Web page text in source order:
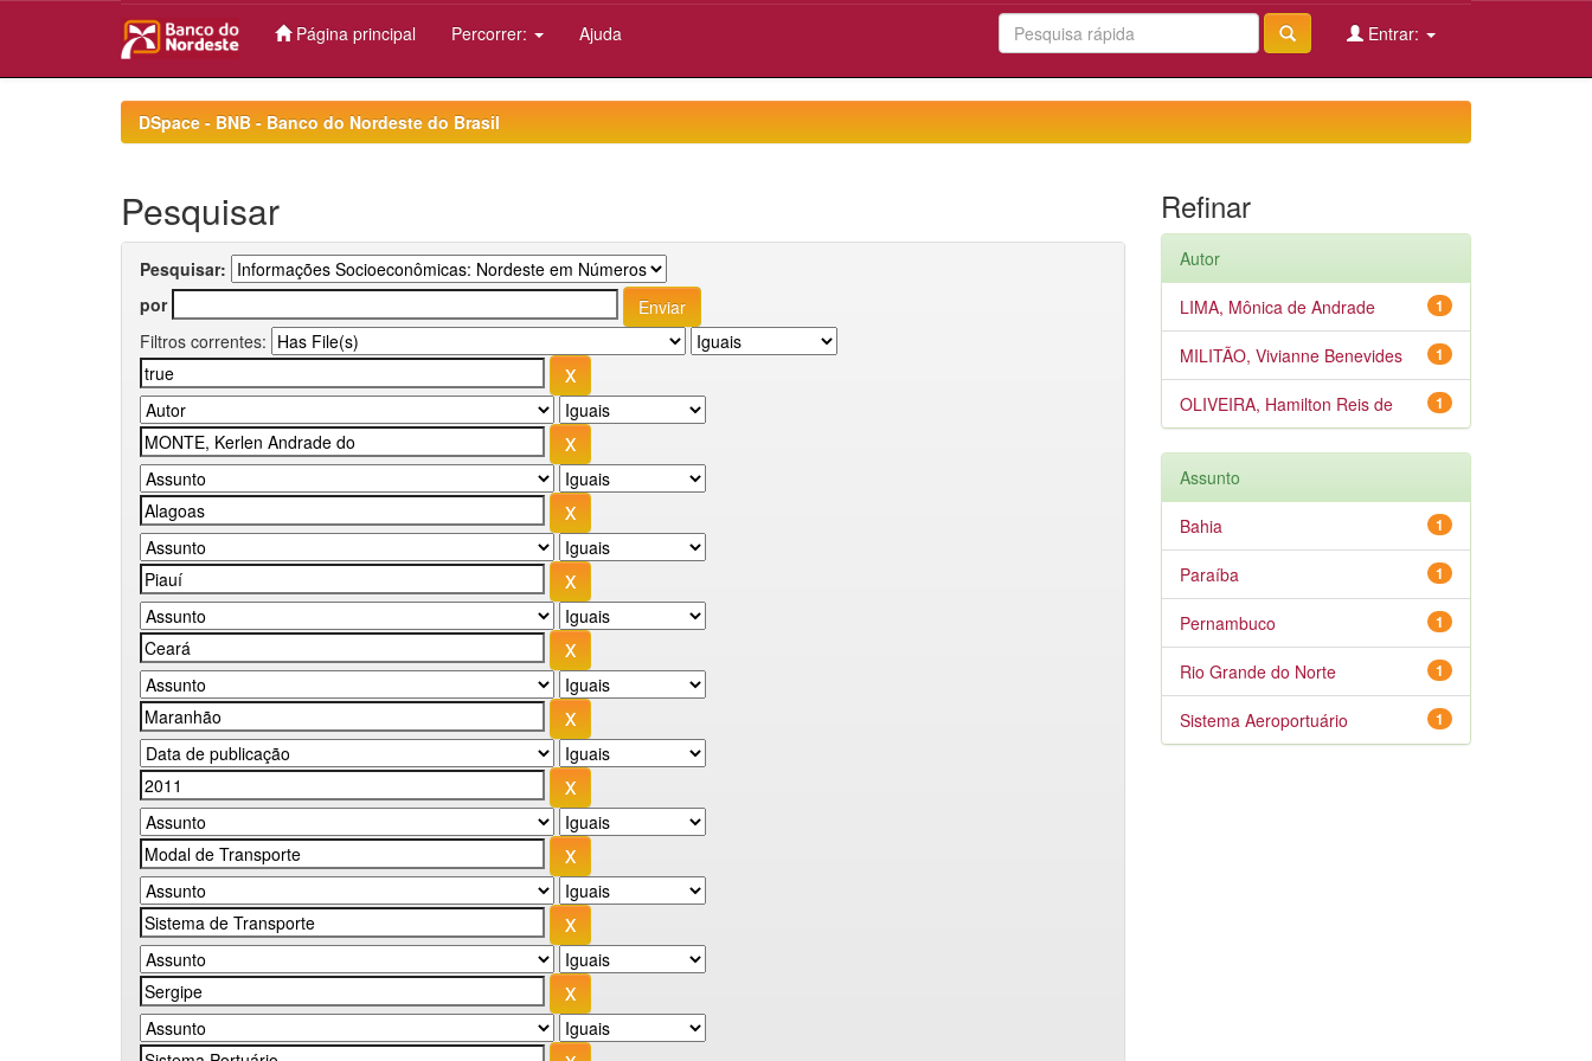
Página principal Percorrer: Ajuda Entrar:
DSpace - BNB - Banco do Nordeste do Brasil
Pesquisar
Pesquisar:
por
Filtros correntes:
Refinar
Autor
1
LIMA, Mônica de Andrade
1
MILITÃO, Vivianne Benevides
1
OLIVEIRA, Hamilton Reis de
Assunto
1
Bahia
1
Paraíba
1
Pernambuco
1
Rio Grande do Norte
1
Sistema Aeroportuário